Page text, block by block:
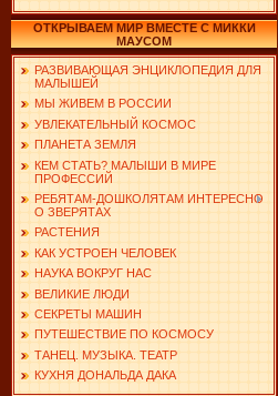
ОТКРЫВАЕМ МИР ВМЕСТЕ С МИККИ
МАУСОМ
РАЗВИВАЮЩАЯ ЭНЦИКЛОПЕДИЯ ДЛЯ
МАЛЫШЕЙ
МЫ ЖИВЕМ В РОССИИ
УВЛЕКАТЕЛЬНЫЙ КОСМОС
ПЛАНЕТА ЗЕМЛЯ
КЕМ СТАТЬ? МАЛЫШИ В МИРЕ
ПРОФЕССИЙ
РЕБЯТАМ-ДОШКОЛЯТАМ ИНТЕРЕСНО
О ЗВЕРЯТАХ
РАСТЕНИЯ
КАК УСТРОЕН ЧЕЛОВЕК
НАУКА ВОКРУГ НАС
ВЕЛИКИЕ ЛЮДИ
СЕКРЕТЫ МАШИН
ПУТЕШЕСТВИЕ ПО КОСМОСУ
ТАНЕЦ. МУЗЫКА. ТЕАТР
КУХНЯ ДОНАЛЬДА ДАКА